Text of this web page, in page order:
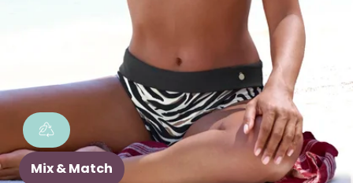
Mix & Match